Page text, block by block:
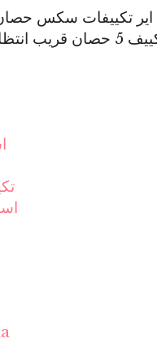
اير تكييفات سكس
للشركات التانيه وهيكون متوفر